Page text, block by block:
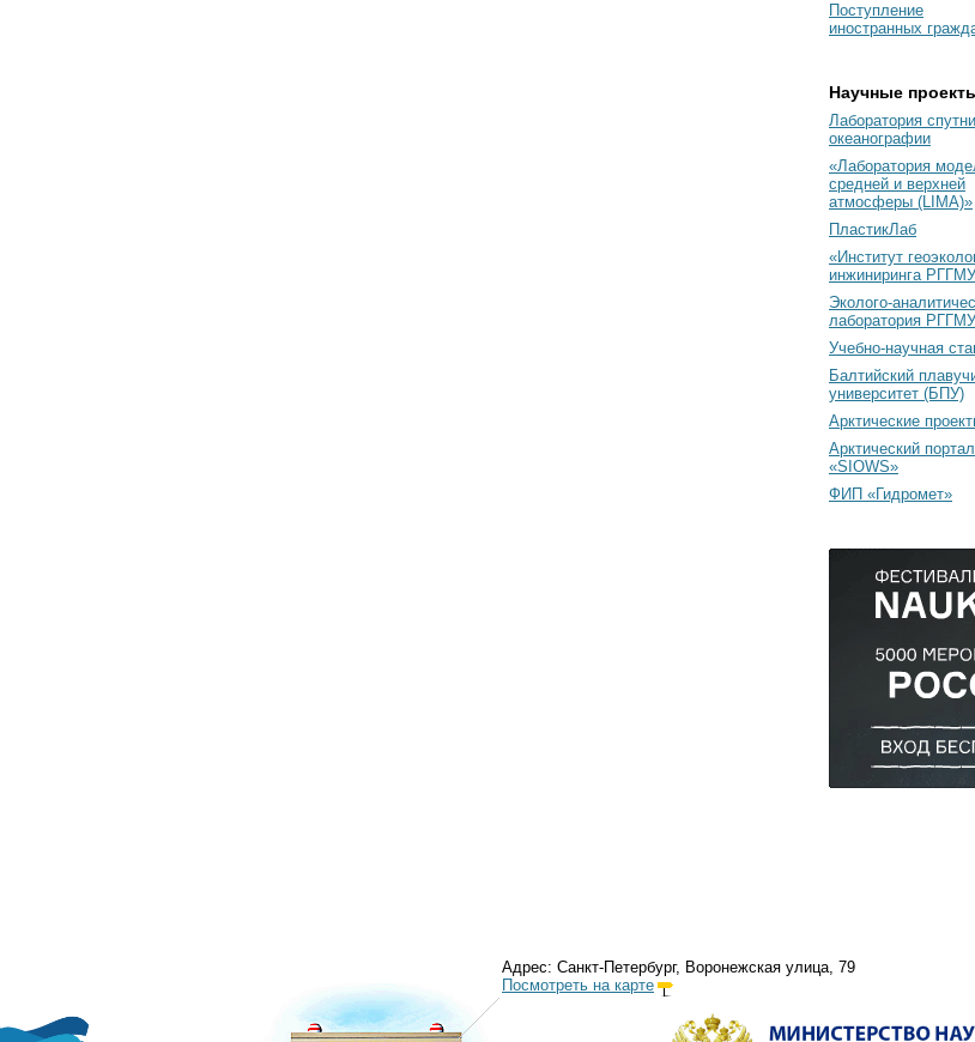
Поступление
иностранных
Научные
Лаборатория
океанографии
«Лаборатория
средней и верхней
атмосферы (LIMA)»
ПластикЛаб
«Институт
инжиниринга
Эколого-
лаборатория РГГМУ
Учебно-научная
Балтийский
университет (БПУ)
Арктические
Арктический портал
«SIOWS»
ФИП «Гидромет»
Адрес: Санкт-Петербург, Воронежская улица, 79
Посмотреть на карте